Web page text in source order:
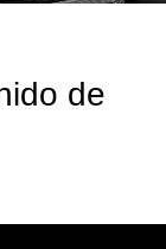
de